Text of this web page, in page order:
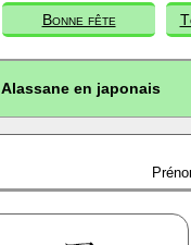
Bonne fête
Alassane en japonais